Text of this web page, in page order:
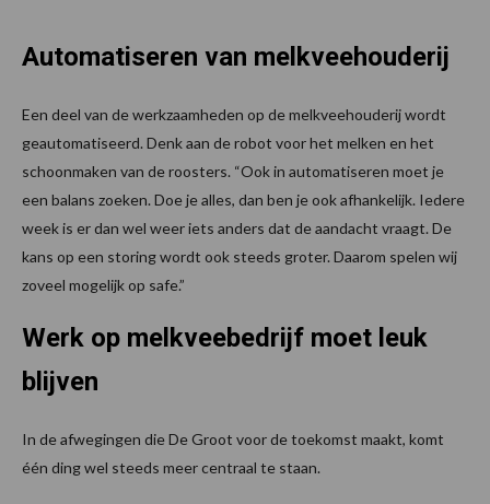
Automatiseren van melkveehouderij
Een deel van de werkzaamheden op de melkveehouderij wordt
geautomatiseerd. Denk aan de robot voor het melken en het
schoonmaken van de roosters. “Ook in automatiseren moet je
een balans zoeken. Doe je alles, dan ben je ook a­fhankelijk. Iedere
week is er dan wel weer iets anders dat de aandacht vraagt. De
kans op een storing wordt ook steeds groter. Daarom spelen wij
zoveel mogelijk op safe.”
Werk op melkveebedrijf moet leuk
blijven
In de afwegingen die De Groot voor de toekomst maakt, komt
één ding wel steeds meer centraal te staan.